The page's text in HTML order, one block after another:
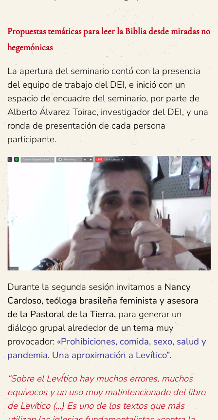
Propuestas temáticas para leer la Biblia desde miradas no
hegemónicas
La apertura del seminario contó con la presencia
del equipo de trabajo del DEI, e inició con un
espacio de encuadre del seminario, por parte de
Alberto Álvarez Toirac, investigador del DEI, y una
ronda de presentación de cada persona
participante.
Durante la segunda sesión invitamos aNancy
Cardoso, teóloga brasileña feminista y asesora
de la Pastoralde la Tierra, para generar un
diálogo grupal alrededor de un tema muy
provocador: «Prohibiciones, comida, sexo, salud y
pandemia. Una aproximación a Levítico”.
“Sobre el LevÍtico hay muchos errores, muchos
equívocos y un uso muy malintencionado del libro
de Levítico (…) Es uno de los textos que más